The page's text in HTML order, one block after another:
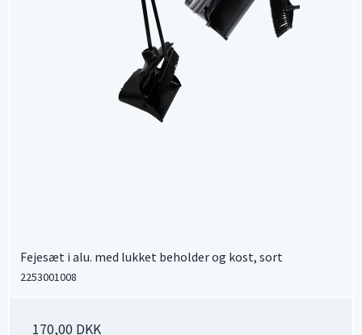
Fejesæt i alu. med lukket beholder og kost, sort
2253001008
170,00 DKK